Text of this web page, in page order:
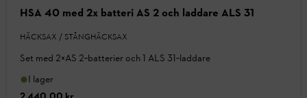
HSA 40 med 2x batteri AS 2 och laddare ALS 31
HÄCKSAX / STÅNGHÄCKSAX
Set med 2×AS 2‑batterier och 1 ALS 31‑laddare
I lager